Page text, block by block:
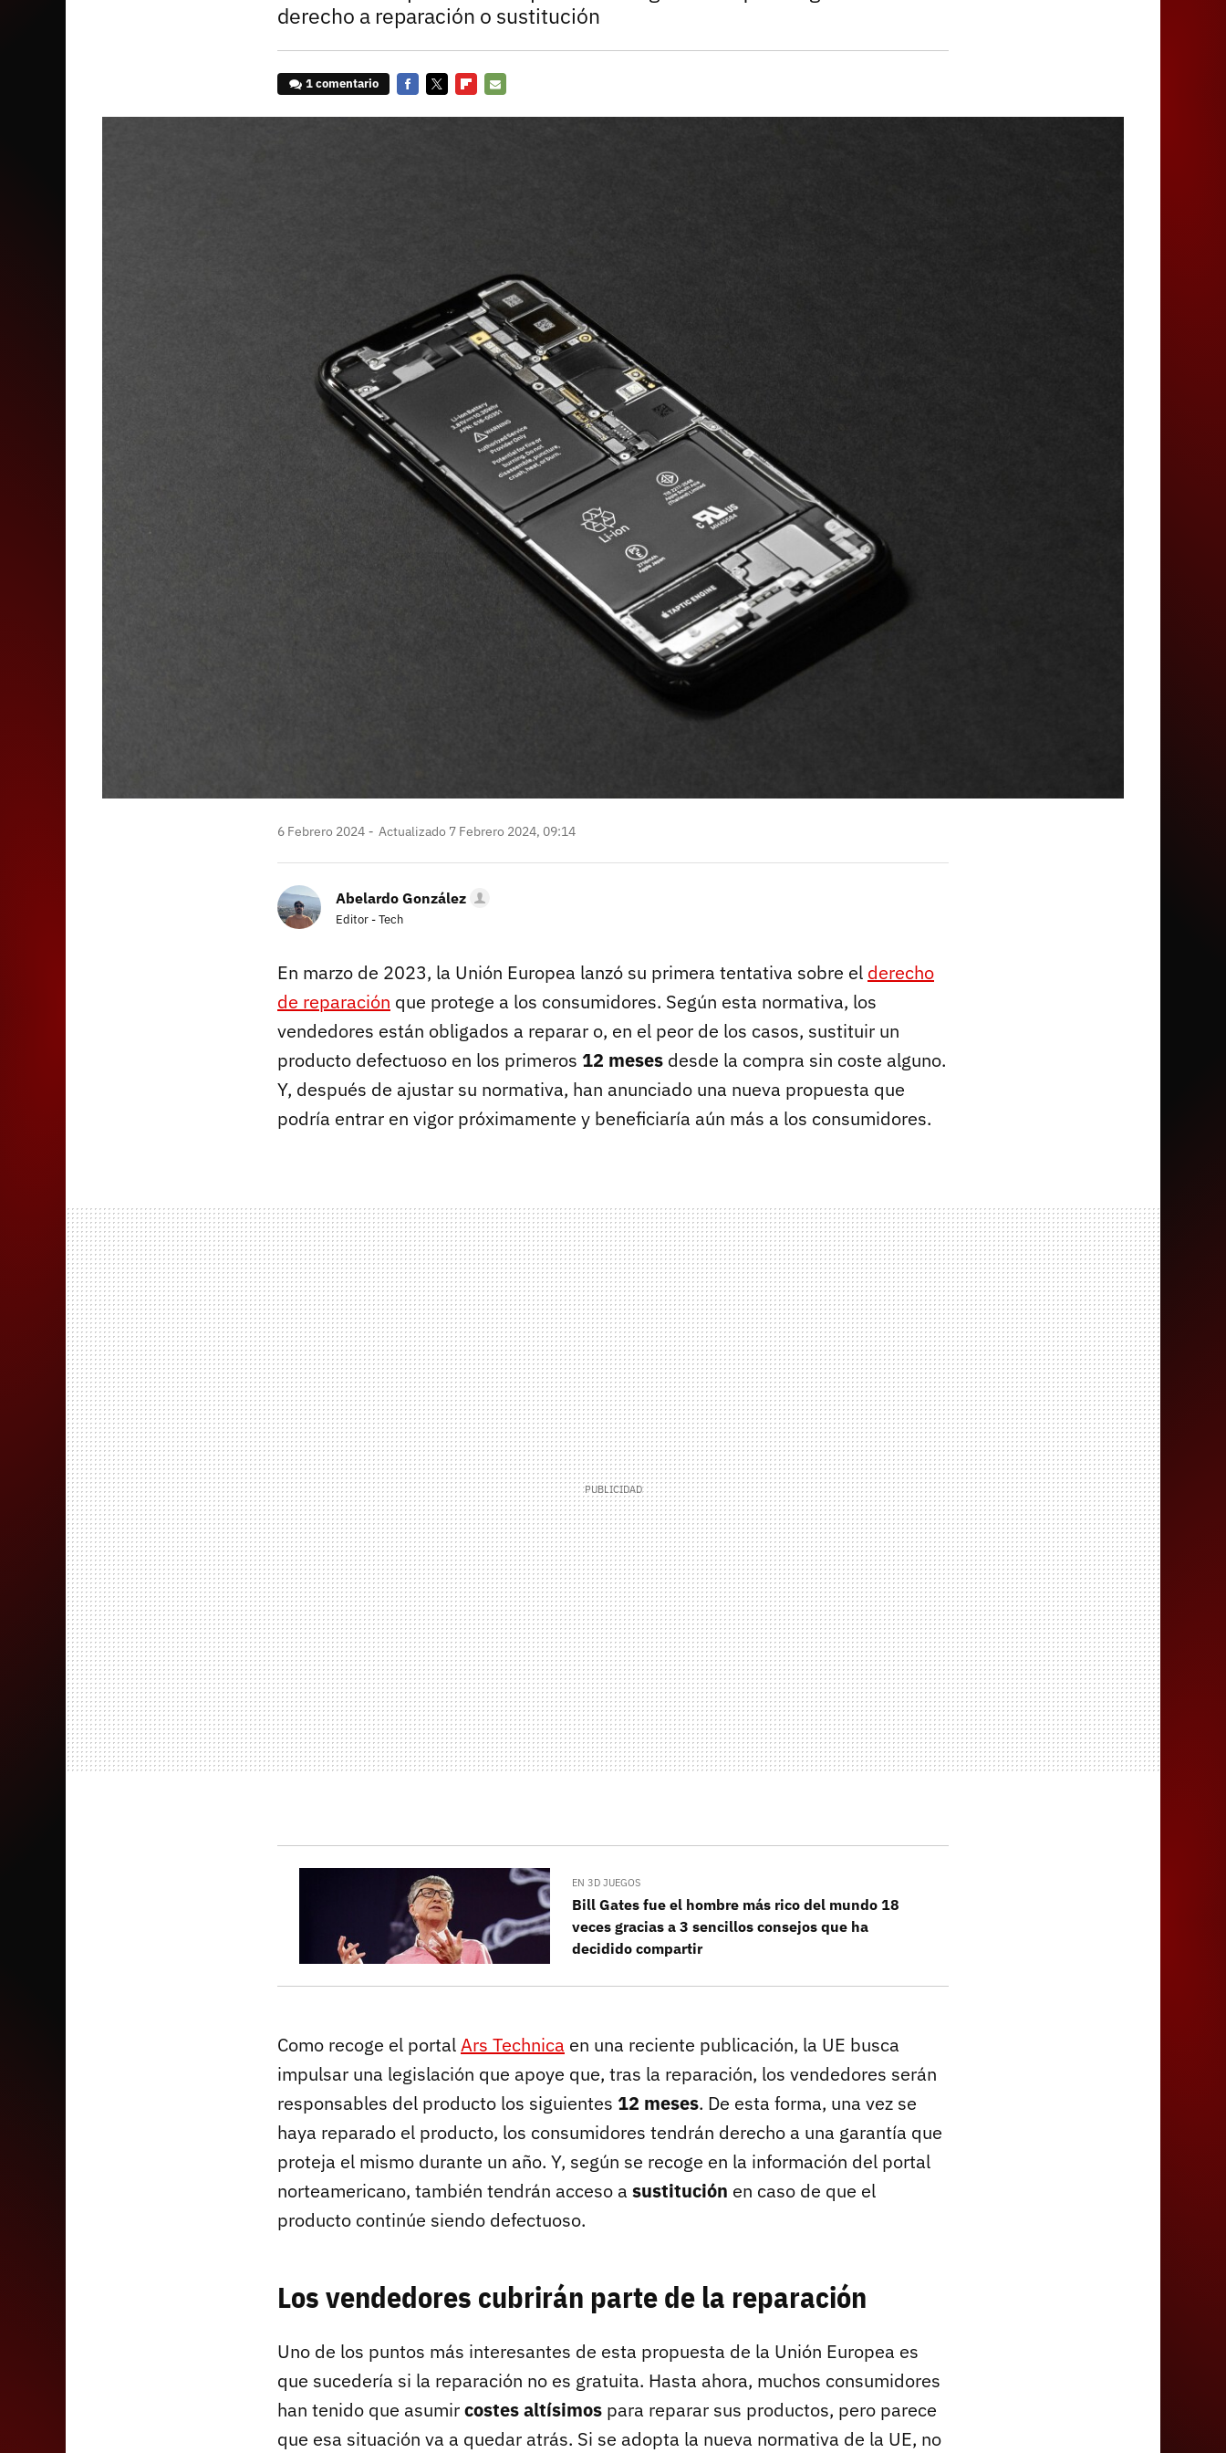
derecho a reparación o sustitución
1 comentario
6 Febrero 2024 Actualizado 7 Febrero 2024, 09:14
Abelardo González
Editor - Tech
En marzo de 2023, la Unión Europea lanzó su primera tentativa sobre el derecho
de reparación que protege a los consumidores. Según esta normativa, los
vendedores están obligados a reparar o, en el peor de los casos, sustituir un
producto defectuoso en los primeros 12 meses desde la compra sin coste alguno.
Y, después de ajustar su normativa, han anunciado una nueva propuesta que
podría entrar en vigor próximamente y beneficiaría aún más a los consumidores.
EN 3D JUEGOS
Bill Gates fue el hombre más rico del mundo 18
veces gracias a 3 sencillos consejos que ha
decidido compartir
Como recoge el portalArs Technica en una reciente publicación, la UE busca
impulsar una legislación que apoye que, tras la reparación, los vendedores serán
responsables del producto los siguientes 12 meses. De esta forma, una vez se
haya reparado el producto, los consumidores tendrán derecho a una garantía que
proteja el mismo durante un año. Y, según se recoge en la información del portal
norteamericano, también tendrán acceso a sustitución en caso de que el
producto continúe siendo defectuoso.
Los vendedores cubrirán parte de la reparación
Uno de los puntos más interesantes de esta propuesta de la Unión Europea es
que sucedería si la reparación no es gratuita. Hasta ahora, muchos consumidores
han tenido que asumircostes altísimos para reparar sus productos, pero parece
que esa situación va a quedar atrás. Si se adopta la nueva normativa de la UE, no